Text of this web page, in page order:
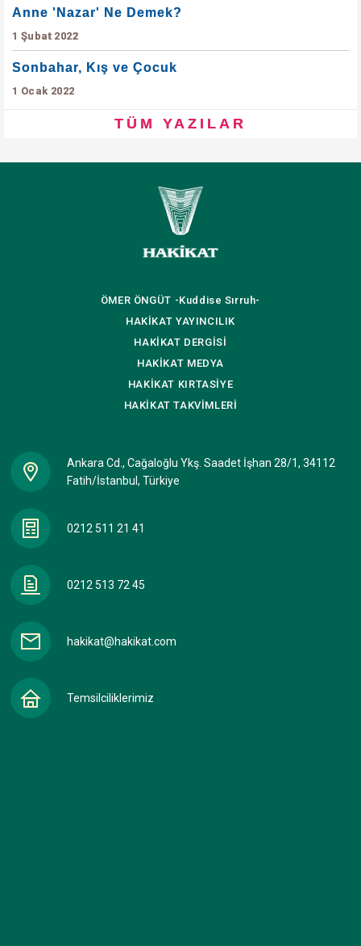
Anne 'Nazar' Ne Demek?
1 Şubat 2022
Sonbahar, Kış ve Çocuk
1 Ocak 2022
TÜM YAZILAR
ÖMER ÖNGÜT -Kuddise Sırruh-
HAKİKAT YAYINCILIK
HAKİKAT DERGİSİ
HAKİKAT MEDYA
HAKİKAT KIRTASİYE
HAKİKATTAKVİMLERİ
Ankara Cd., Cağaloğlu Ykş. Saadet İşhan 28/1, 34112
Fatih/İstanbul, Türkiye
0212 511 21 41
0212 513 72 45
hakikat@hakikat.com
Temsilciliklerimiz